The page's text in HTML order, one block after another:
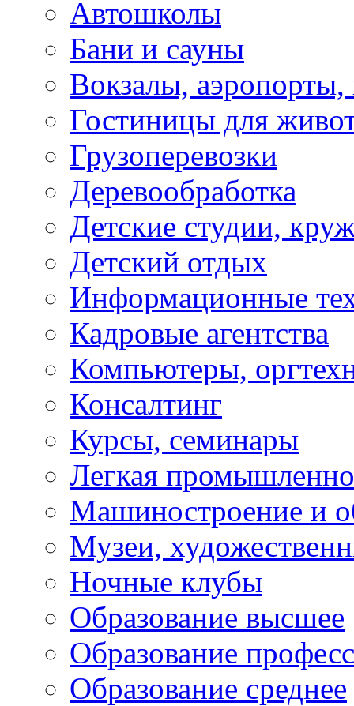
Автошколы
Бани и сауны
Вокзалы,
Гостиницы для
Грузоперевозки
Деревообработка
Детские студии,
Детский отдых
Информационные
Кадровые агентства
Компьютеры,
Консалтинг
Курсы, семинары
Легкая
Машиностроение и
Музеи,
Ночные клубы
Образование высшее
Образование
Образование среднее